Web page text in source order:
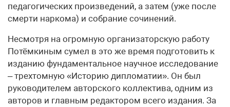
педагогических произведений, а затем (уже после
смерти наркома) и собрание сочинений.
Несмотря на огромную организаторскую работу
Потёмкиным сумел в это же время подготовить к
изданию фундаментальное научное исследование
– трехтомную «Историю дипломатии». Он был
руководителем авторского коллектива, одним из
авторов и главным редактором всего издания. За